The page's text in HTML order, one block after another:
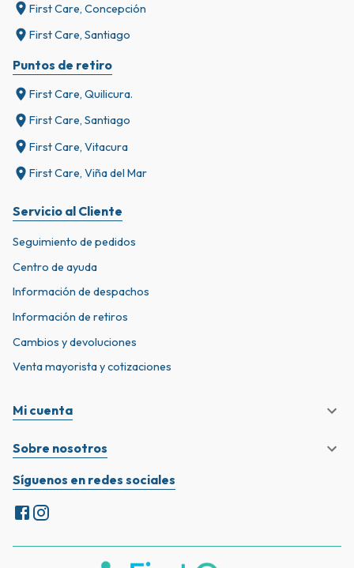
First Care, Concepción
First Care, Santiago
Puntos de retiro
First Care, Quilicura.
First Care, Santiago
First Care, Vitacura
First Care, Viña del Mar
Servicio al Cliente
Seguimiento de pedidos
Centro de ayuda
Información de despachos
Información de retiros
Cambios y devoluciones
Venta mayorista y cotizaciones
Mi cuenta
Sobre nosotros
Síguenos en redes sociales